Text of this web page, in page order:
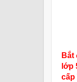
Bắt
lớp
cấp